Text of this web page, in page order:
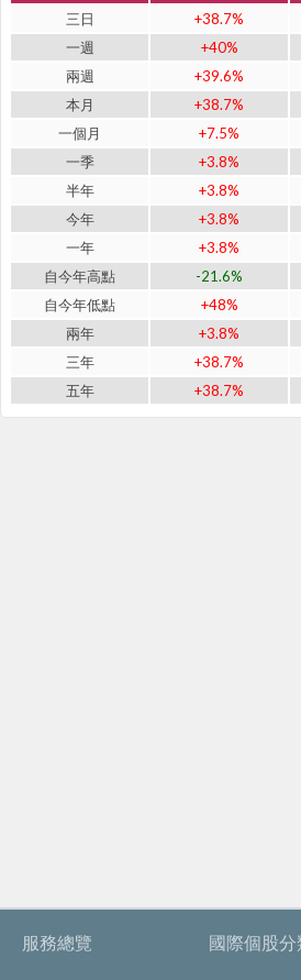
三日
+38.7%
一週
+40%
兩週
+39.6%
本月
+38.7%
一個月
+7.5%
一季
+3.8%
半年
+3.8%
今年
+3.8%
一年
+3.8%
自今年高點
-21.6%
自今年低點
+48%
兩年
+3.8%
三年
+38.7%
五年
+38.7%
服務總覽 國際個股分